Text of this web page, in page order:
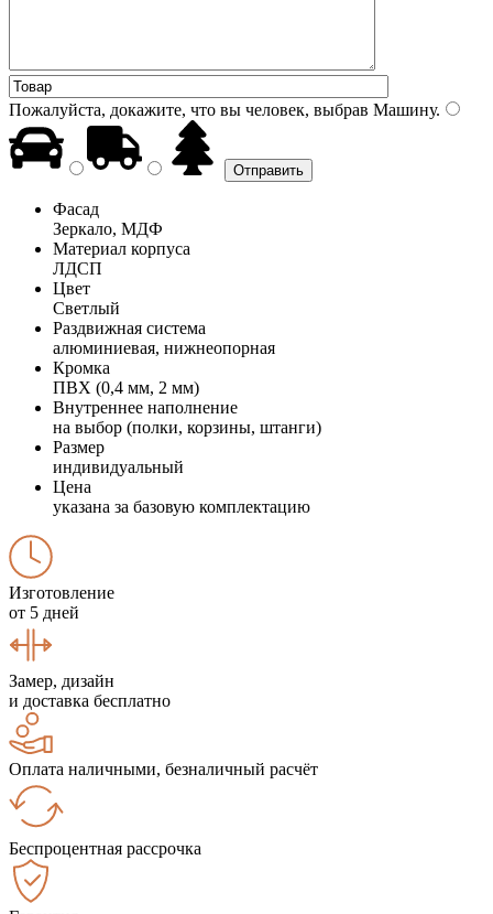
Пожалуйста, докажите, что вы человек, выбрав Машину.
Фасад
Зеркало, МДФ
Материал корпуса
ЛДСП
Цвет
Светлый
Раздвижная система
алюминиевая, нижнеопорная
Кромка
ПВХ (0,4 мм, 2 мм)
Внутреннее наполнение
на выбор (полки, корзины, штанги)
Размер
индивидуальный
Цена
указана за базовую комплектацию
Изготовление
от 5 дней
Замер, дизайн
и доставка бесплатно
Оплата наличными, безналичный расчёт
Беспроцентная рассрочка